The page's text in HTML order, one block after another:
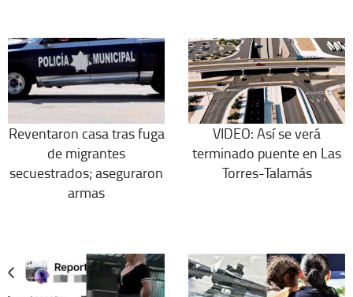
Reventaron casa tras fuga
de migrantes
secuestrados; aseguraron
armas
VIDEO: Así se verá
terminado puente en Las
Torres-Talamás